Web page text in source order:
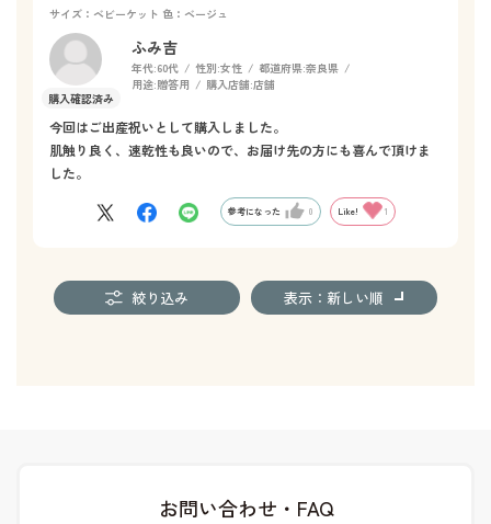
サイズ：ベビーケット 色：ベージュ
ふみ吉
年代:60代 性別:女性 都道府県:奈良県
用途:贈答用 購入店舗:店舗
今回はご出産祝いとして購入しました。
肌触り良く、速乾性も良いので、お届け先の方にも喜んで頂けま
した。
参考になった 0 Like! 1
絞り込み 表示：新しい順
お問い合わせ・FAQ